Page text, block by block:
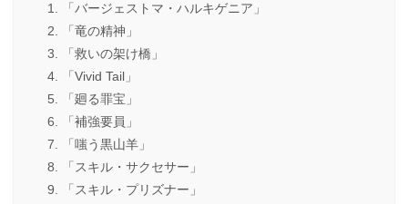
「バージェストマ・ハルキゲニア」
「竜の精神」
「救いの架け橋」
「Vivid Tail」
「廻る罪宝」
「補強要員」
「嗤う黒山羊」
「スキル・サクセサー」
「スキル・プリズナー」